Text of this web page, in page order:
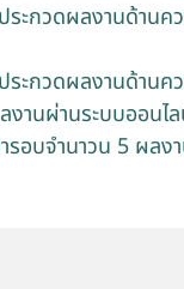
ระกวดผลงานด้าน
ระกวดผลงานด้าน
านผ่านระบบออน
อบจำนาวน 5 ผลง